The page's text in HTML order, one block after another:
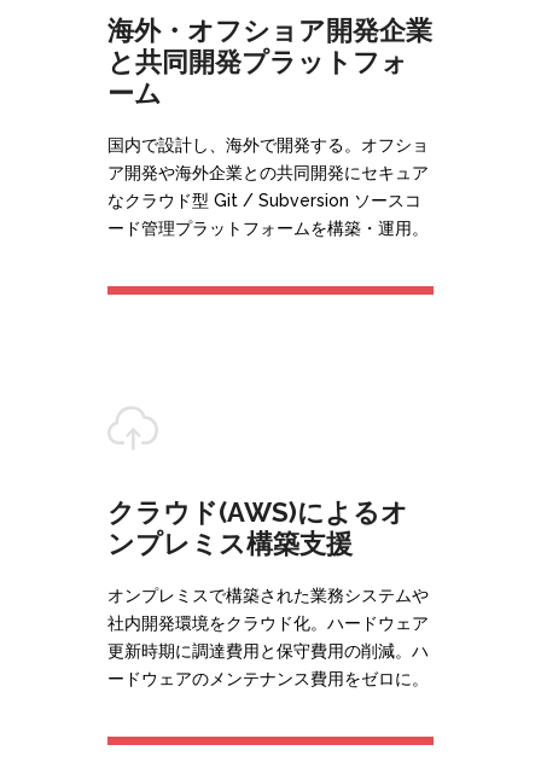
海外・オフショア開発企業
と共同開発プラットフォ
ーム
国内で設計し、海外で開発する。オフショ
ア開発や海外企業との共同開発にセキュア
なクラウド型 Git / Subversion ソースコ
ード管理プラットフォームを構築・運用。
クラウド(AWS)によるオ
ンプレミス構築支援
オンプレミスで構築された業務システムや
社内開発環境をクラウド化。ハードウェア
更新時期に調達費用と保守費用の削減。ハ
ードウェアのメンテナンス費用をゼロに。